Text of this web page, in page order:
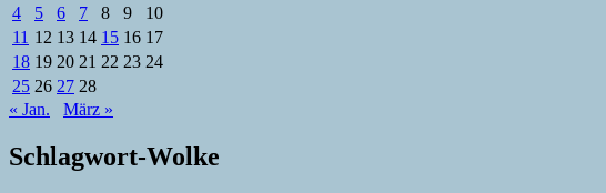
4
5 6 7 8 9
10
11 12 13 14 15 16 17
18 19 20 21 22 23 24
25 26 27 28
« Jan.
März »
Schlagwort-Wolke